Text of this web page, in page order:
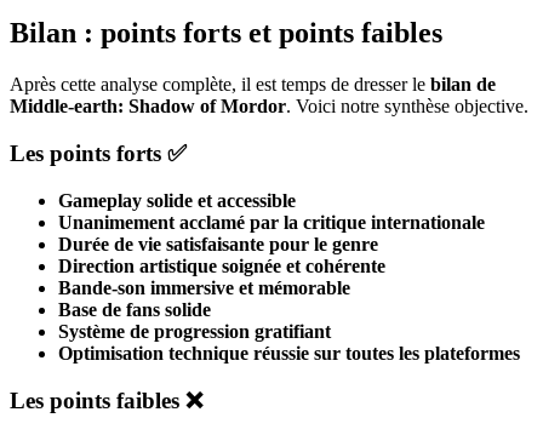
Bilan : points forts et points faibles
Après cette analyse complète, il est temps de dresser le bilan de
Middle-earth: Shadow of Mordor. Voici notre synthèse objective.
Les points forts ✅
Gameplay solide et accessible
Unanimement acclamé par la critique internationale
Durée de vie satisfaisante pour le genre
Direction artistique soignée et cohérente
Bande-son immersive et mémorable
Base de fans solide
Système de progression gratifiant
Optimisation technique réussie sur toutes les plateformes
Les points faibles ❌